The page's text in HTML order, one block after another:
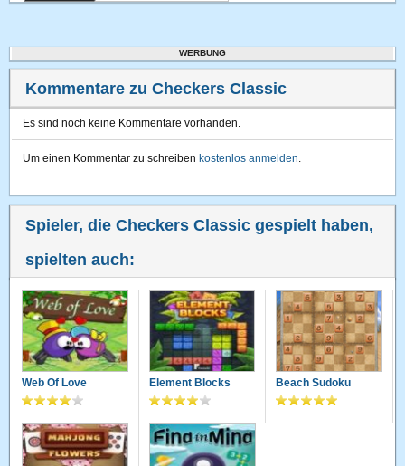
WERBUNG
Kommentare zu Checkers Classic
Es sind noch keine Kommentare vorhanden.
Um einen Kommentar zu schreiben kostenlos anmelden.
Spieler, die Checkers Classic gespielt haben,
spielten auch:
Web Of Love Element Blocks Beach Sudoku